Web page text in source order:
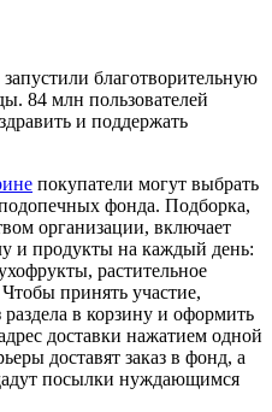
благотворительную
84 млн пользователей
и поддержать
покупатели могут выбрать
фонда. Подборка,
организации, включает
и продукты на каждый день:
растительное
принять участие,
в корзину и оформить
доставки нажатием одной
доставят заказ в фонд, а
посылки нуждающимся